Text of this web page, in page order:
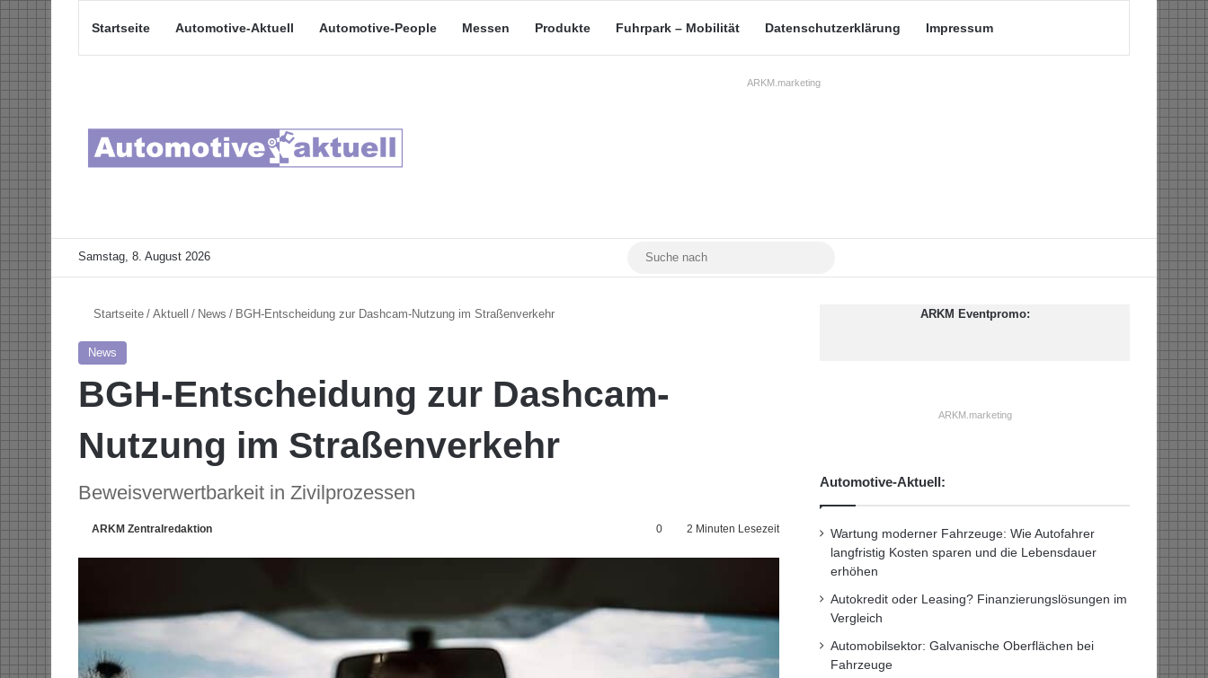
Startseite Automotive-Aktuell Automotive-People Messen Produkte Fuhrpark – Mobilität Datenschutzerklärung Impressum
ARKM.marketing
Samstag, 8. August 2026 YouTubeMastodon
Startseite / Aktuell / News / BGH-Entscheidung zur Dashcam-Nutzung im Straßenverkehr
News
BGH-Entscheidung zur Dashcam-
Nutzung im Straßenverkehr
Beweisverwertbarkeit in Zivilprozessen
ARKM Zentralredaktion 0 2 Minuten Lesezeit
ARKM Eventpromo:
ARKM.marketing
Automotive-Aktuell:
Wartung moderner Fahrzeuge: Wie Autofahrer
langfristig Kosten sparen und die Lebensdauer
erhöhen
Autokredit oder Leasing? Finanzierungslösungen im
Vergleich
Automobilsektor: Galvanische Oberflächen bei
Fahrzeuge